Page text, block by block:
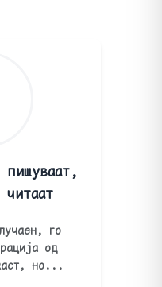
го
од
но...